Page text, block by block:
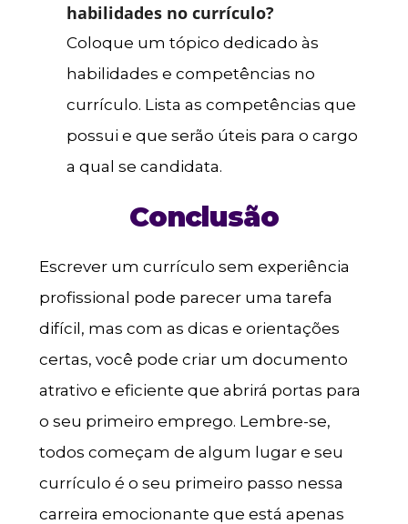
habilidades no currículo?
Coloque um tópico dedicado às
habilidades e competências no
currículo. Lista as competências que
possui e que serão úteis para o cargo
a qual se candidata.
Conclusão
Escrever um currículo sem experiência
profissional pode parecer uma tarefa
difícil, mas com as dicas e orientações
certas, você pode criar um documento
atrativo e eficiente que abrirá portas para
o seu primeiro emprego. Lembre-se,
todos começam de algum lugar e seu
currículo é o seu primeiro passo nessa
carreira emocionante que está apenas